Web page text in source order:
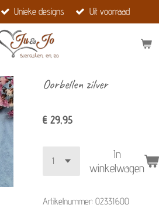
Unieke designs Uit voorraad
Oorbellen zilver
€ 29,95
In
winkelwagen
Artikelnummer: 02331600